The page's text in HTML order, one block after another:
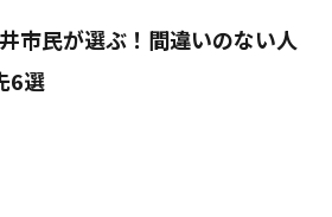
市民が選ぶ！間違いのない人
6選